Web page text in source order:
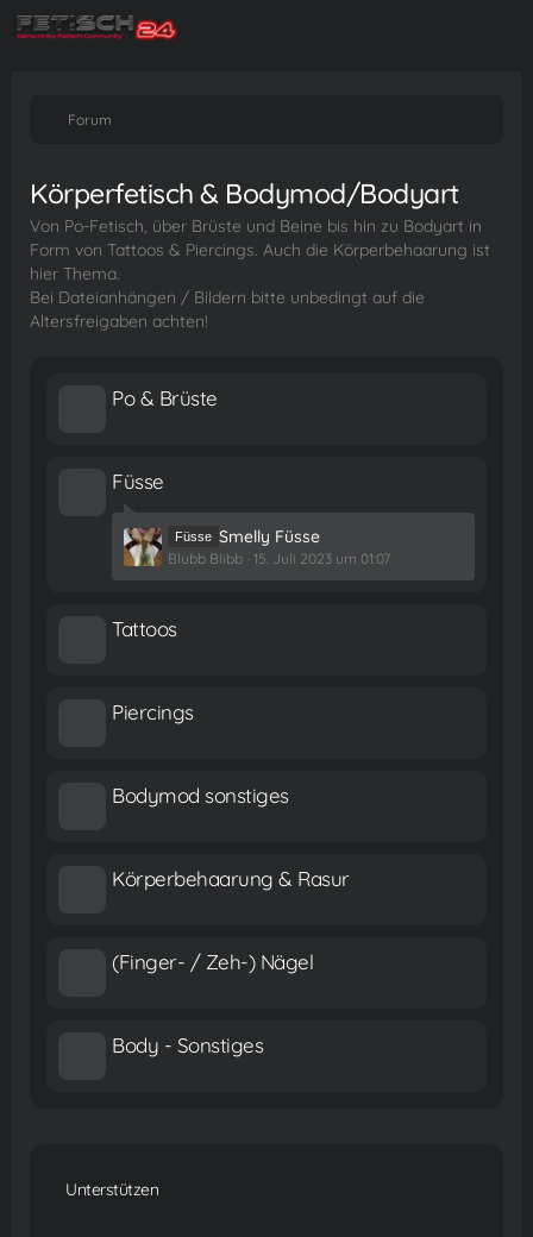
Forum
Körperfetisch & Bodymod/Bodyart
Von Po-Fetisch, über Brüste und Beine bis hin zu Bodyart in
Form von Tattoos & Piercings. Auch die Körperbehaarung ist
hier Thema.
Bei Dateianhängen / Bildern bitte unbedingt auf die
Altersfreigaben achten!
Po & Brüste
Füsse
t
e
i
ä
g
Füsse Smelly Füsse
Blubb Blibb 15. Juli 2023 um 01:07
Tattoos
Piercings
Bodymod sonstiges
Körperbehaarung & Rasur
(Finger- / Zeh-) Nägel
Body - Sonstiges
Unterstützen